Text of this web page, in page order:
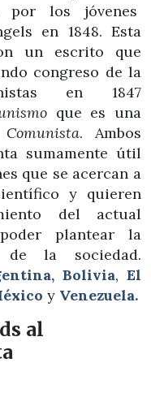
por los jóvenes
en 1848. Esta
un escrito que
congreso de la
en 1847
que es una
. Ambos
sumamente útil
que se acercan a
y quieren
del actual
plantear la
de la sociedad.
Bolivia,El
y Venezuela.
al